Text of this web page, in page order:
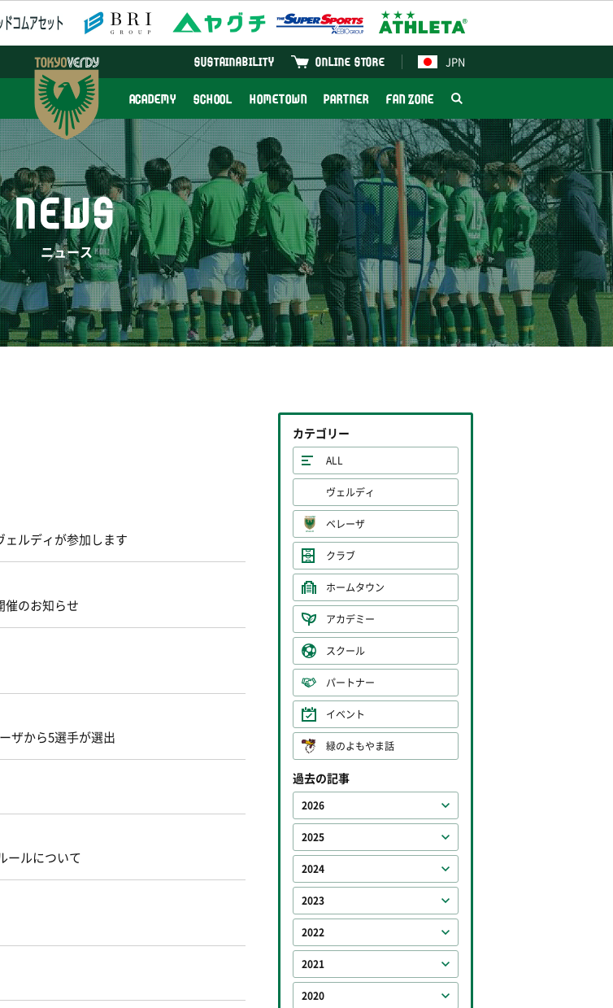
JPN
ONLINE STORE
SUSTAINABILITY
ACADEMY SCHOOL HOMETOWN PARTNER FAN ZONE
NEWS
ニュース
ェルディが参加します
催のお知らせ
ザから5選手が選出
ールについて
カテゴリー
ALL
ヴェルディ
ベレーザ
クラブ
ホームタウン
アカデミー
スクール
パートナー
イベント
緑のよもやま話
過去の記事
2026
2025
2024
2023
2022
2021
2020